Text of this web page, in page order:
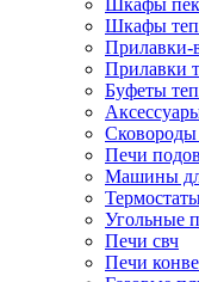
Шкафы
Шкафы
Прилавки-
Прилавки
Буфеты
Печи
Машины
Угольные
Печи свч
Печи